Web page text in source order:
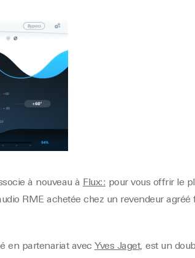
à nouveau à Flux:: pour vous offrir le
RME achetée chez un revendeur
en partenariat avec Yves Jaget, est un